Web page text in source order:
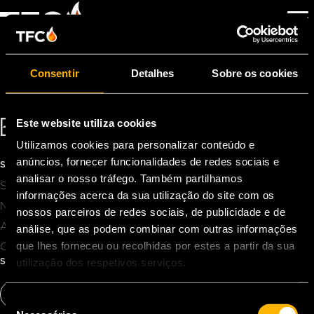
Consentir Detalhes Sobre os cookies
Este website utiliza cookies
Utilizamos cookies para personalizar conteúdo e
anúncios, fornecer funcionalidades de redes sociais e
analisar o nosso tráfego. Também partilhamos
informações acerca da sua utilização do site com os
nossos parceiros de redes sociais, de publicidade e de
análise, que as podem combinar com outras informações
que lhes forneceu ou recolhidas por estes a partir da sua
utilização dos respetivos serviços.
SALES MANAGER
PorPageking Support | 2 de Fevereiro, 2023
ENTRE EM CONTATO!
INFO@TFC-POWER.COM
+31 74 2783966
SOBRE TFC
Serviços
Notícias
About Us
Contato
SIGA-NOS